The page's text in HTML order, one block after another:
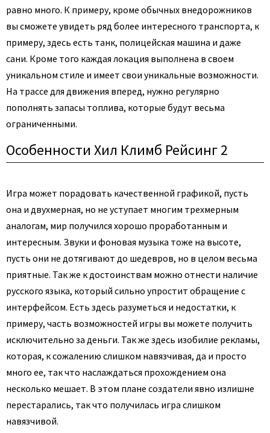
равно много. К примеру, кроме обычных внедорожников
вы сможете увидеть ряд более интересного транспорта, к
примеру, здесь есть танк, полицейская машина и даже
сани. Кроме того каждая локация выполнена в своем
уникальном стиле и имеет свои уникальные возможности.
На трассе для движения вперед, нужно регулярно
пополнять запасы топлива, которые будут весьма
ограниченными.
Особенности Хил Климб Рейсинг 2
Игра может порадовать качественной графикой, пусть
она и двухмерная, но не уступает многим трехмерным
аналогам, мир получился хорошо проработанным и
интересным. Звуки и фоновая музыка тоже на высоте,
пусть они не дотягивают до шедевров, но в целом весьма
приятные. Так же к достоинствам можно отнести наличие
русского языка, который сильно упростит обращение с
интерфейсом. Есть здесь разуметься и недостатки, к
примеру, часть возможностей игры вы можете получить
исключительно за деньги. Так же здесь изобилие рекламы,
которая, к сожалению слишком навязчивая, да и просто
много ее, так что наслаждаться прохождением она
несколько мешает. В этом плане создатели явно излишне
перестарались, так что получилась игра слишком
навязчивой.